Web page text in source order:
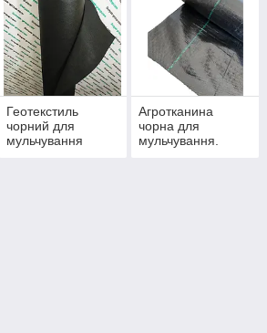
Геотекстиль
чорний для
мульчування
Агротканина
чорна для
мульчування.